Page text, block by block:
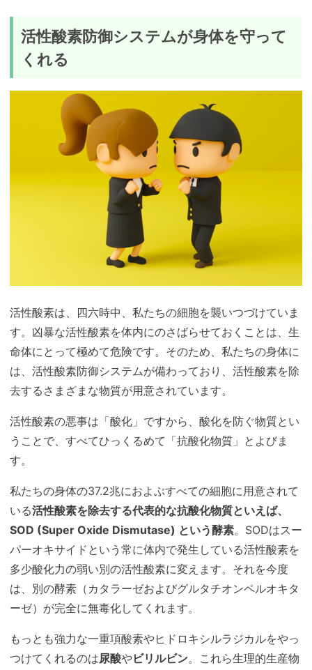
活性酸素防御システムが身体を守って
くれる
活性酸素は、四六時中、私たちの細胞を襲いつづけていま
す。凶暴な活性酸素を体内にのさばらせておくことは、生
命体にとって極めて危険です。そのため、私たちの身体に
は、活性酸素防御システムが備わっており、活性酸素を除
去するさまざまな物質が用意されています。
活性酸素の悪事は「酸化」ですから、酸化を防ぐ物質とい
うことで、すべてひっくるめて「抗酸化物質」とよびま
す。
私たちの身体の37.2兆におよぶすべての細胞に用意されて
いる活性酸素を除去する代表的な抗酸化物質といえば、
SOD (Super Oxide Dismutase) という酵素。SODはスー
パーオキサイドという常に体内で発生している活性酸素を
多少酸化力の弱い別の活性酸素に変えます。それを今度
は、別の酵素（カタラーゼおよびグルタチオンペルオキタ
ーゼ）が完全に無毒化してくれます。
もっとも強力な一重項酸素やヒドロキシルラジカルをやっ
つけてくれるのは尿酸やビリルビン。これら生理的生産物